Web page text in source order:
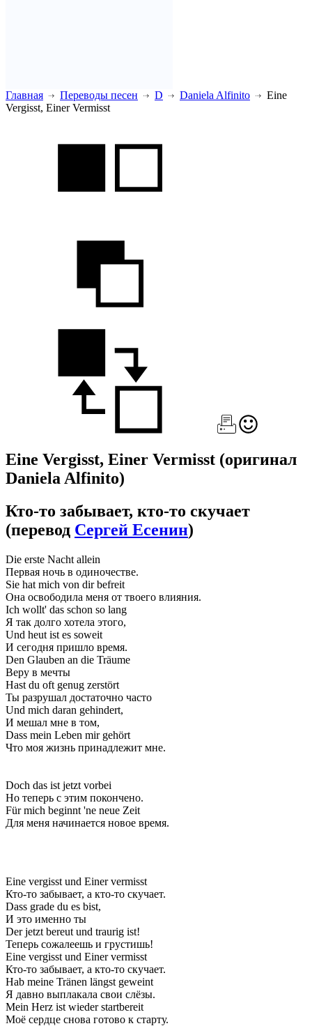
Главная Переводы песен D Daniela Alfinito
Eine
Vergisst, Einer Vermisst
Eine Vergisst, Einer Vermisst (оригинал
Daniela Alfinito)
Кто-то забывает, кто-то скучает
(перевод Сергей Есенин)
Die erste Nacht allein
Первая ночь в одиночестве.
Sie hat mich von dir befreit
Она освободила меня от твоего влияния.
Ich wollt' das schon so lang
Я так долго хотела этого,
Und heut ist es soweit
И сегодня пришло время.
Den Glauben an die Träume
Веру в мечты
Hast du oft genug zerstört
Ты разрушал достаточно часто
Und mich daran gehindert,
И мешал мне в том,
Dass mein Leben mir gehört
Что моя жизнь принадлежит мне.
Doch das ist jetzt vorbei
Но теперь с этим покончено.
Für mich beginnt 'ne neue Zeit
Для меня начинается новое время.
Eine vergisst und Einer vermisst
Кто-то забывает, а кто-то скучает.
Dass grade du es bist,
И это именно ты
Der jetzt bereut und traurig ist!
Теперь сожалеешь и грустишь!
Eine vergisst und Einer vermisst
Кто-то забывает, а кто-то скучает.
Hab meine Tränen längst geweint
Я давно выплакала свои слёзы.
Mein Herz ist wieder startbereit
Моё сердце снова готово к старту.